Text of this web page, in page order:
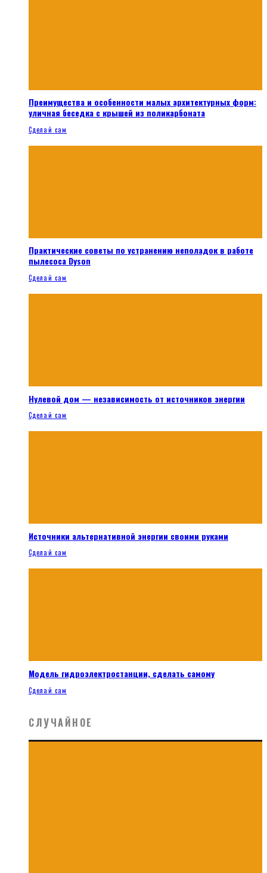
Преимущества и особенности малых архитектурных форм:
уличная беседка с крышей из поликарбоната
Сделай сам
Практические советы по устранению неполадок в работе
пылесоса Dyson
Сделай сам
Нулевой дом — независимость от источников энергии
Сделай сам
Источники альтернативной энергии своими руками
Сделай сам
Модель гидроэлектростанции, сделать самому
Сделай сам
СЛУЧАЙНОЕ